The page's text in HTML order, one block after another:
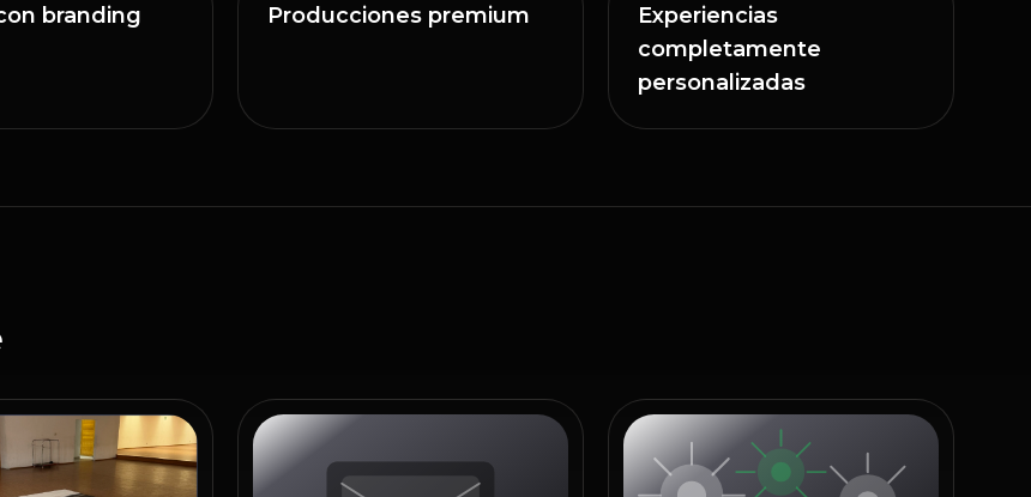
branding
Producciones premium
Experiencias
completamente
personalizadas